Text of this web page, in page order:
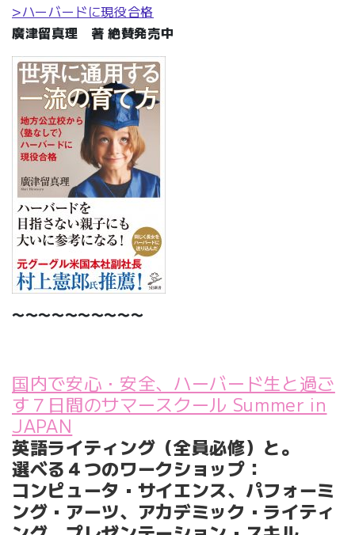
>ハーバードに現役合格
廣津留真理 著 絶賛発売中
〜〜〜〜〜〜〜〜〜〜
国内で安心・安全、ハーバード生と過ご
す７日間のサマースクール Summer in
JAPAN
英語ライティング（全員必修）と。
選べる４つのワークショップ：
コンピュータ・サイエンス、パフォーミ
ング・アーツ、アカデミック・ライティ